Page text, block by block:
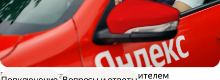
Работа в Доставке
Работа водителем